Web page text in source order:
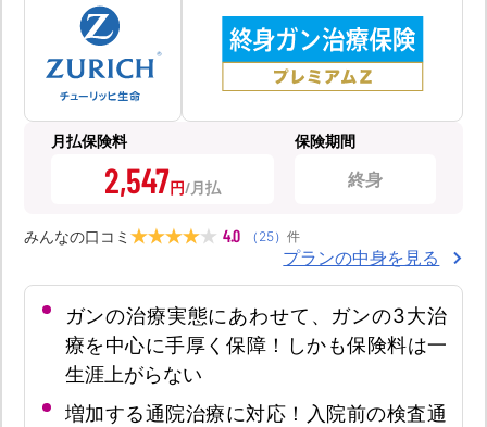
月払保険料
2,547円
保険期間
終身
みんなの口コミ 4.0 （ 25） 件
プランの中身を見る
ガンの治療実態にあわせて、ガンの3大治
療を中心に手厚く保障！しかも保険料は一
生涯上がらない
増加する通院治療に対応！入院前の検査通